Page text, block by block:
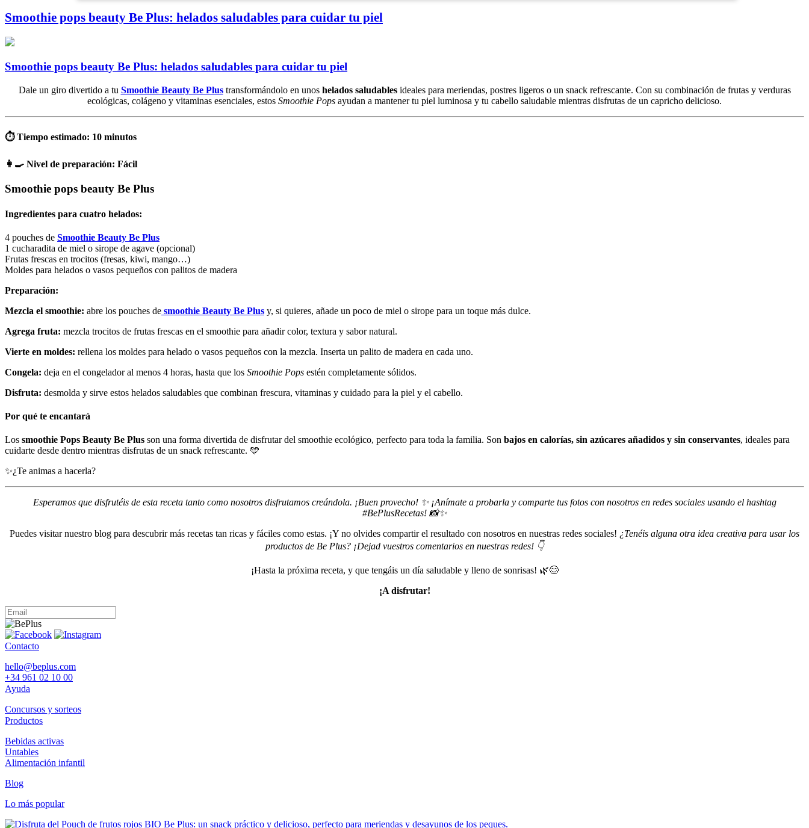
Smoothie pops beauty Be Plus: helados saludables para cuidar tu piel
Smoothie pops beauty Be Plus: helados saludables para cuidar tu piel
Dale un giro divertido a tu Smoothie Beauty Be Plustransformándolo en unos helados saludablesideales para meriendas, postres ligeros o un snack refrescante. Con su combinación de frutas y verduras
ecológicas, colágeno y vitaminas esenciales, estos Smoothie Pops ayudan a mantener tu piel luminosa y tu cabello saludable mientras disfrutas de un capricho delicioso.
⏱ Tiempo estimado: 10 minutos
👩‍🍳 Nivel de preparación: Fácil
Smoothie pops beauty Be Plus
Ingredientes para cuatro helados:
4 pouches de Smoothie Beauty Be Plus
1 cucharadita de miel o sirope de agave (opcional)
Frutas frescas en trocitos (fresas, kiwi, mango…)
Moldes para helados o vasos pequeños con palitos de madera
Preparación:
Mezcla el smoothie: abre los pouches de smoothie Beauty Be Plus y, si quieres, añade un poco de miel o sirope para un toque más dulce.
Agrega fruta: mezcla trocitos de frutas frescas en el smoothie para añadir color, textura y sabor natural.
Vierte en moldes: rellena los moldes para helado o vasos pequeños con la mezcla. Inserta un palito de madera en cada uno.
Congela: deja en el congelador al menos 4 horas, hasta que los Smoothie Pops estén completamente sólidos.
Disfruta: desmolda y sirve estos helados saludables que combinan frescura, vitaminas y cuidado para la piel y el cabello.
Por qué te encantará
Los smoothie Pops Beauty Be Plus son una forma divertida de disfrutar del smoothie ecológico, perfecto para toda la familia. Son bajos en calorías, sin azúcares añadidos y sin conservantes, ideales para
cuidarte desde dentro mientras disfrutas de un snack refrescante. 🩵
✨¿Te animas a hacerla?
Esperamos que disfrutéis de esta receta tanto como nosotros disfrutamos creándola. ¡Buen provecho! ✨ ¡Anímate a probarla y comparte tus fotos con nosotros en redes sociales usando el hashtag
#BePlusRecetas! 📸✨
Puedes visitar nuestro blog para descubrir más recetas tan ricas y fáciles como estas. ¡Y no olvides compartir el resultado con nosotros en nuestras redes sociales! ¿Tenéis alguna otra idea creativa para usar los
productos de Be Plus? ¡Dejad vuestros comentarios en nuestras redes! 👇
¡Hasta la próxima receta, y que tengáis un día saludable y lleno de sonrisas! 🌿😊
¡A disfrutar!
Contacto
hello@beplus.com
+34 961 02 10 00
Ayuda
Concursos y sorteos
Productos
Bebidas activas
Untables
Alimentación infantil
Blog
Lo más popular